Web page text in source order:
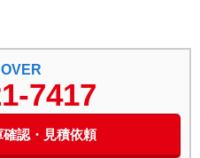
7417
認・見積依頼